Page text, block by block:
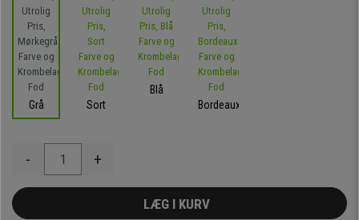
Grå Sort
Blå
Bordeaux
- +
LÆG I KURV